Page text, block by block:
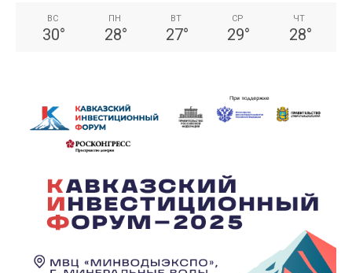
ВС
30°
ПН
28°
ВТ
27°
СР
29°
ЧТ
28°